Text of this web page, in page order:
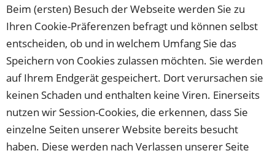
Beim (ersten) Besuch der Webseite werden Sie zu
Ihren Cookie-Präferenzen befragt und können selbst
entscheiden, ob und in welchem Umfang Sie das
Speichern von Cookies zulassen möchten. Sie werden
auf Ihrem Endgerät gespeichert. Dort verursachen sie
keinen Schaden und enthalten keine Viren. Einerseits
nutzen wir Session-Cookies, die erkennen, dass Sie
einzelne Seiten unserer Website bereits besucht
haben. Diese werden nach Verlassen unserer Seite